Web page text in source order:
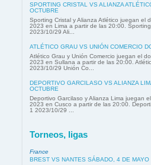
SPORTING CRISTAL VS ALIANZA
OCTUBRE
Sporting Cristal y Alianza Atlético juegan el
2023 en Lima a partir de las 20:00.
2023/10/29 Ali...
ATLÉTICO GRAU VS UNIÓN COMERCIO
Atlético Grau y Unión Comercio juegan el
2023 en Sullana a partir de las 20:00.
2023/10/29 Unión Co...
DEPORTIVO GARCILASO VS ALIANZA
OCTUBRE
Deportivo Garcilaso y Alianza Lima juegan
2023 en Cusco a partir de las 20:00.
1 2023/10/29 ...
Torneos, ligas
France
BREST VS NANTES SÁBADO, 4 DE MAYO